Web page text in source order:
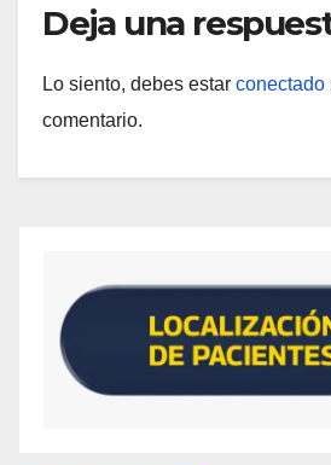
Deja una
Lo siento, debes estar conectado
comentario.